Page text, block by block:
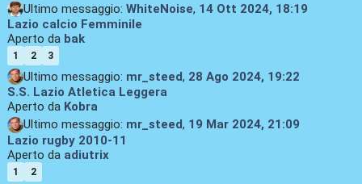
Ultimo messaggio: WhiteNoise, 14 Ott 2024, 18:19
Lazio calcio Femminile
Aperto da bak
1 2 3
Ultimo messaggio: mr_steed, 28 Ago 2024, 19:22
S.S. Lazio Atletica Leggera
Aperto da Kobra
Ultimo messaggio: mr_steed, 19 Mar 2024, 21:09
Lazio rugby 2010-11
Aperto da adiutrix
1 2